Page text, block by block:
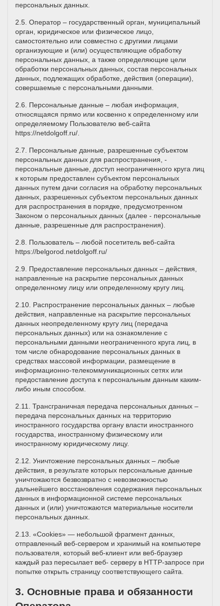
персональных данных.
2.5. Оператор – государственный орган, муниципальный
орган, юридическое или физическое лицо,
самостоятельно или совместно с другими лицами
организующие и (или) осуществляющие обработку
персональных данных, а также определяющие цели
обработки персональных данных, состав персональных
данных, подлежащих обработке, действия (операции),
совершаемые с персональными данными.
2.6. Персональные данные – любая информация,
относящаяся прямо или косвенно к определенному или
определяемому Пользователю веб-сайта
https://netdolgoff.ru/
2.7. Персональные данные, разрешенные субъектом
персональных данных для распространения, -
персональные данные, доступ неограниченного круга лиц
к которым предоставлен субъектом персональных
данных путем дачи согласия на обработку персональных
данных, разрешенных субъектом персональных данных
для распространения в порядке, предусмотренном
Законом о персональных данных (далее - персональные
данные, разрешенные для распространения).
2.8. Пользователь – любой посетитель веб-сайта
https://belgorod.netdolgoff.ru/
2.9. Предоставление персональных данных – действия,
направленные на раскрытие персональных данных
определенному лицу или определенному кругу лиц.
2.10. Распространение персональных данных – любые
действия, направленные на раскрытие персональных
данных неопределенному кругу лиц (передача
персональных данных) или на ознакомление с
персональными данными неограниченного круга лиц, в
том числе обнародование персональных данных в
средствах массовой информации, размещение в
информационно-телекоммуникационных сетях или
предоставление доступа к персональным данным каким-
либо иным способом.
2.11. Трансграничная передача персональных данных –
передача персональных данных на территорию
иностранного государства органу власти иностранного
государства, иностранному физическому или
иностранному юридическому лицу.
2.12. Уничтожение персональных данных – любые
действия, в результате которых персональные данные
уничтожаются безвозвратно с невозможностью
дальнейшего восстановления содержания персональных
данных в информационной системе персональных
данных и (или) уничтожаются материальные носители
персональных данных.
2.13. «Cookies» — небольшой фрагмент данных,
отправленный веб-сервером и хранимый на компьютере
пользователя, который веб-клиент или веб-браузер
каждый раз пересылает веб- серверу в HTTP-запросе при
попытке открыть страницу соответствующего сайта.
3. Основные права и обязанности